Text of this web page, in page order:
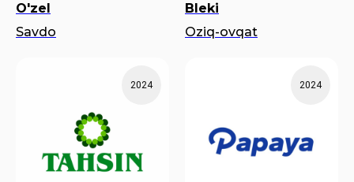
O'zel
Savdo
Bleki
Oziq-ovqat
2024 2024